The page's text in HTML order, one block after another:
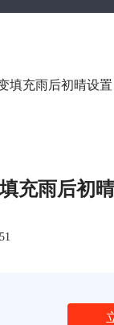
填充雨后初晴设置
充雨后初